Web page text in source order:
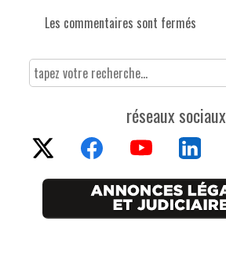
Les commentaires sont fermés
réseaux sociaux